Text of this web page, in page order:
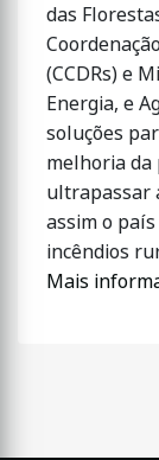
das
(CCDRs) e
Energia, e
soluções
melhoria da
ultrapassar
assim o
incêndios
Mais